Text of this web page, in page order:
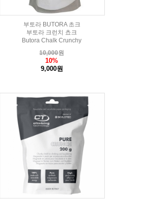
부토라 BUTORA 초크
부토라 크런치 쵸크
Butora Chalk Crunchy
10,000원
10%
9,000원